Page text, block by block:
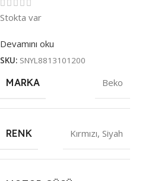
Stokta var
Devamını oku
SKU: SNYL8813101200
MARKA Beko
RENK Kırmızı, Siyah